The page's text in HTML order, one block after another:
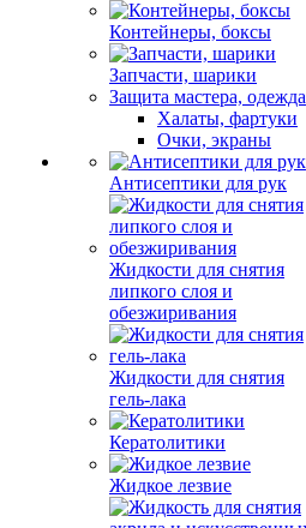
Контейнеры, боксы
Запчасти, шарики
Защита мастера, одежда
Халаты, фартуки
Очки, экраны
Антисептики для рук
Жидкости для снятия
липкого слоя и
обезжиривания
Жидкости для снятия
гель-лака
Кератолитики
Жидкое лезвие